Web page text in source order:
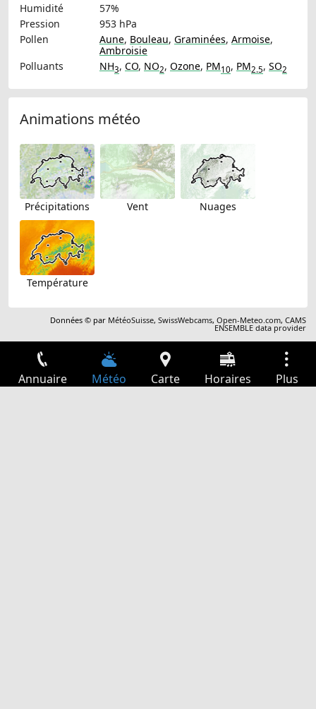
Humidité
57%
Pression
953 hPa
Pollen
Aune, Bouleau, Graminées, Armoise,
Ambroisie
Polluants
NH3, CO, NO2, Ozone, PM10, PM2.5, SO2
Animations météo
Précipitations Vent Nuages
Température
Données © par MétéoSuisse,SwissWebcams,Open-Meteo.com,CAMS
ENSEMBLE data provider
Annuaire Météo Carte Horaires Plus